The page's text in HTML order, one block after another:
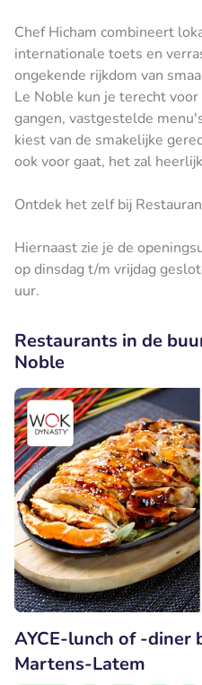
Chef Hicham combineert
internationale toets en
ongekende rijkdom van
Le Noble kun je terecht
gangen, vastgestelde
kiest van de smakelijke
ook voor gaat, het zal
Ontdek het zelf bij
Hiernaast zie je de
op dinsdag t/m vrijdag
uur.
Restaurants in de
Noble
AYCE-lunch of -diner
Martens-Latem